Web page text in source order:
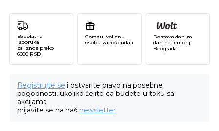
Besplatna
isporuka
za iznos preko
6000 RSD
Obraduj voljenu
osobu za rođendan
Dostava dan za
dan na teritoriji
Beograda
Registrujte se i ostvarite pravo na posebne
pogodnosti, ukoliko želite da budete u toku sa
akcijama
prijavite se na naš newsletter